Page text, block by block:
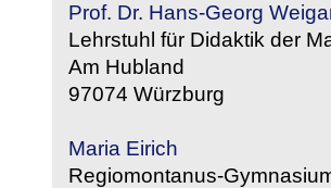
Prof. Dr. Hans-Georg
Lehrstuhl für Didaktik der
Am Hubland
97074 Würzburg
Maria Eirich
Regiomontanus-